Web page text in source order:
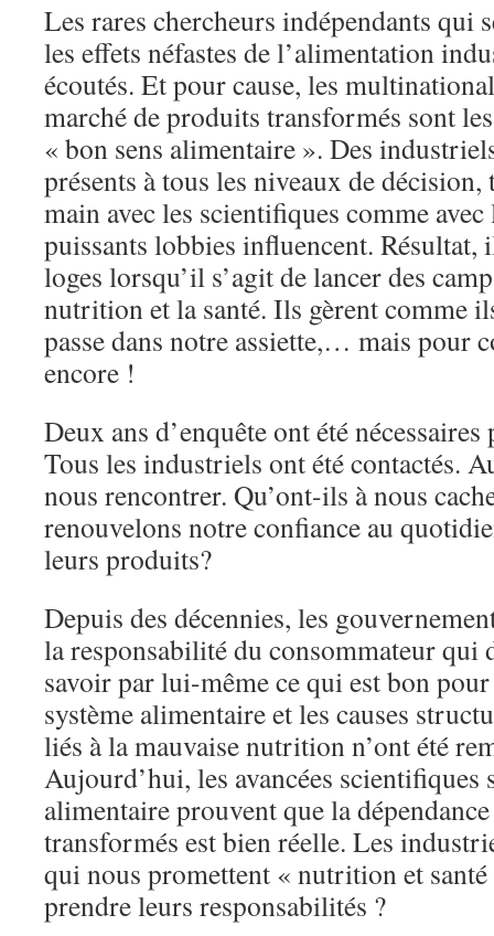
Les rares chercheurs indépendants qui
les effets néfastes de l’alimentation
écoutés. Et pour cause, les
marché de produits transformés sont
« bon sens alimentaire ». Des
présents à tous les niveaux de
main avec les scientifiques comme
puissants lobbies influencent. Résultat,
loges lorsqu’il s’agit de lancer des
nutrition et la santé. Ils gèrent comme
passe dans notre assiette,… mais pour
encore !
Deux ans d’enquête ont été
Tous les industriels ont été contactés.
nous rencontrer. Qu’ont-ils à nous
renouvelons notre confiance au
leurs produits?
Depuis des décennies, les
la responsabilité du consommateur qui
savoir par lui-même ce qui est bon
système alimentaire et les causes
liés à la mauvaise nutrition n’ont été
Aujourd’hui, les avancées scientifiques
alimentaire prouvent que la
transformés est bien réelle. Les
qui nous promettent « nutrition et santé
prendre leurs responsabilités ?